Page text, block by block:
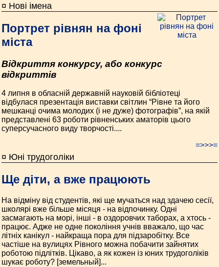
¤ Нові імена
Портрет рівнян на фоні
міста
Відкриття конкурсу, або конкурс
відкриттів
4 липня в обласній державній науковій бібліотеці
відбулася презентація виставки світлин “Рівне та його
мешканці очима молодих (і не дуже) фотографів”, на якій
представлені 63 роботи рівненських аматорів цього
суперсучасного виду творчості....
=>>>=
¤ Юні трудоголіки
Ще діти, а вже працюють
На відміну від студентів, які ще мучаться над здачею сесії,
школярі вже більше місяця - на відпочинку. Одні
засмагають на морі, інші - в оздоровчих таборах, а хтось -
працює. Адже не одне покоління учнів вважало, що час
літніх канікул - найкраща пора для підзаробітку. Все
частіше на вулицях Рівного можна побачити зайнятих
роботою підлітків. Цікаво, а як кожен із юних трудоголіків
шукає роботу? [земельный]...